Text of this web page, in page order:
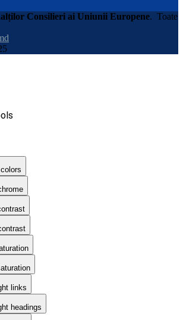
Consilieri ai Uniunii Europene. Toate
links
headings